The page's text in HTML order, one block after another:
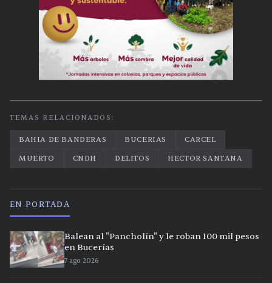
TEMAS RELACIONADOS:
BAHIA DE BANDERAS BUCERIAS
CARCEL
MUERTO
CNDH DELITOS HECTOR SANTANA
EN PORTADA
Balean al "Pancholín" y le roban 100 mil pesos
en Bucerías
7 ago 2026